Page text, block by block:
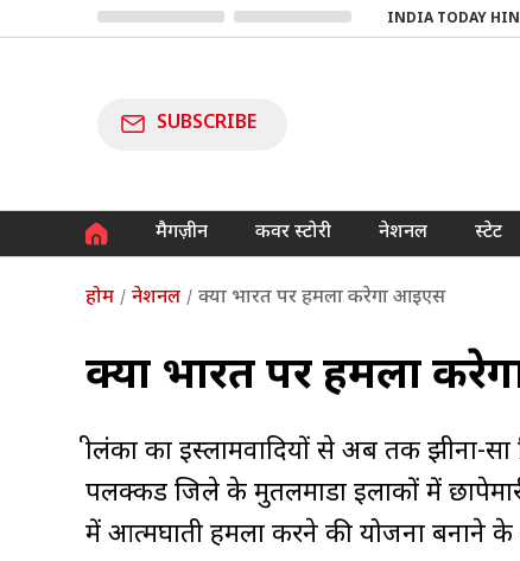
INDIA TODAY
SUBSCRIBE
मैगज़ीन कवर स्टोरी नेशनल स्टेट
होम नेशनल क्या भारत पर हमला करेगा आइएस
क्या भारत पर हमला
श्रीलंका का इस्लामवादियों से अब तक झीना-
पलक्कड जिले के मुतलमाडा इलाकों में
में आत्मघाती हमला करने की योजना बनाने के